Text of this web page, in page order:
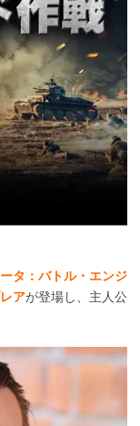
タ：バトル・エンジ
アが登場し、主人公